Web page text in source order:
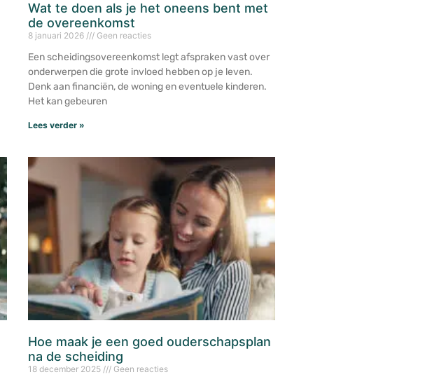
Wat te doen als je het oneens bent met
de overeenkomst
8 januari 2026 Geen reacties
Een scheidingsovereenkomst legt afspraken vast over
onderwerpen die grote invloed hebben op je leven.
Denk aan financiën, de woning en eventuele kinderen.
Het kan gebeuren
Lees verder »
Hoe maak je een goed ouderschapsplan
na de scheiding
18 december 2025 Geen reacties